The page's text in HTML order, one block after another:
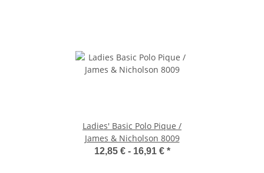
Ladies' Basic Polo Pique /
James & Nicholson 8009
12,85 € - 16,91 € *